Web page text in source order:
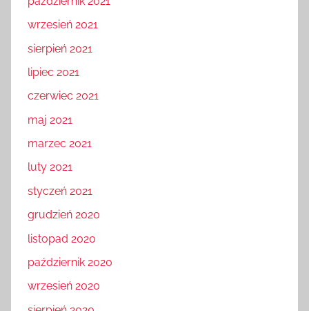
wrzesień 2021
sierpień 2021
lipiec 2021
czerwiec 2021
maj 2021
marzec 2021
luty 2021
styczeń 2021
grudzień 2020
listopad 2020
październik 2020
wrzesień 2020